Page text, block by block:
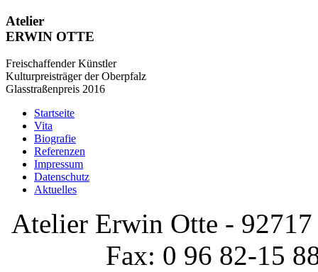
Atelier
ERWIN OTTE
Freischaffender Künstler
Kulturpreisträger der Oberpfalz
Glasstraßenpreis 2016
Startseite
Vita
Biografie
Referenzen
Impressum
Datenschutz
Aktuelles
Atelier Erwin Otte - 92717
Fax: 0 96 82-15